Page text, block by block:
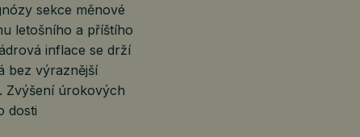
sekce měnové
letošního a příštího
inflace se drží
bez výraznější
Zvýšení úrokových
dosti